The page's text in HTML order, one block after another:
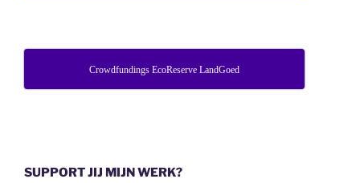
Crowdfundings EcoReserve LandGoed
SUPPORT JIJ MIJN WERK?